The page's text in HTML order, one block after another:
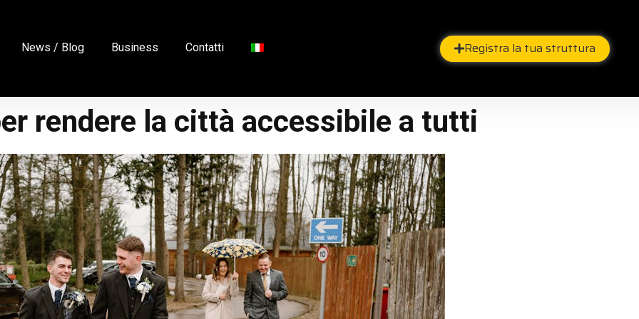
News / Blog Business Contatti Registra la tua struttura
rendere la città accessibile a tutti